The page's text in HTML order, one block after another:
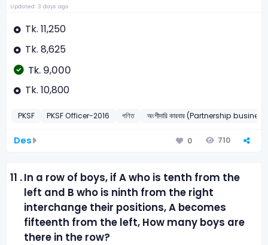
Updated: 3 days ago
Tk. 11,250
Tk. 8,625
Tk. 9,000
Tk. 10,800
PKSF PKSF Officer-2016 গণিত অংশীদারি কারবার (Partnership
Des 0 710
11 .In a row of boys, if A who is tenth from the
left and B who is ninth from the right
interchange their positions, A becomes
fifteenth from the left, How many boys are
there in the row?